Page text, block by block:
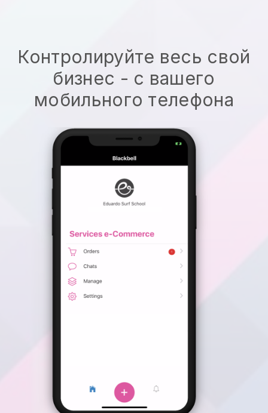
Контролируйте весь свой
бизнес - с вашего
мобильного телефона